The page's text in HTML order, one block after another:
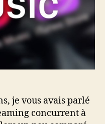
mitigé.
je vous avais parlé
concurrent à